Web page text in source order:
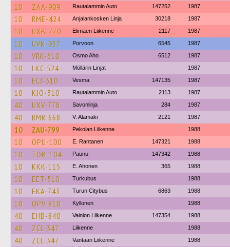
10 ZAA-909 Rautalammin Auto 147252 1987
10 RME-424 Anjalankosken Linja 30218 1987
10 UXB-770 Elimäen Liikenne 2117 1987
10 UVN-937 Porvoon 6545 1987
10 VRK-610 Osmo Aho 6512 1987
10 LKC-524 Möllärin Linjat 1987
10 ECJ-310 Vesma 147135 1987
10 KJO-310 Rautalammin Auto 2113 1987
40 UXV-778 Savonlinja 284 1987
40 RMR-668 V. Alamäki 2121 1987
10 ZAU-799 Pekolan Liikenne 1988
10 OPU-100 E. Rantanen 147321 1988
10 TOB-104 Paunu 147342 1988
10 KKK-115 E. Ahonen 365 1988
10 EET-510 Turkubus 1988
10 EKA-743 Turun Citybus 6863 1988
10 OPV-810 Kyllonen 1988
40 EHB-840 Vainion Liikenne 147354 1988
40 ZCL-347 Liikenne 1988
40 ZCL-347 Vantaan Liikenne 1988